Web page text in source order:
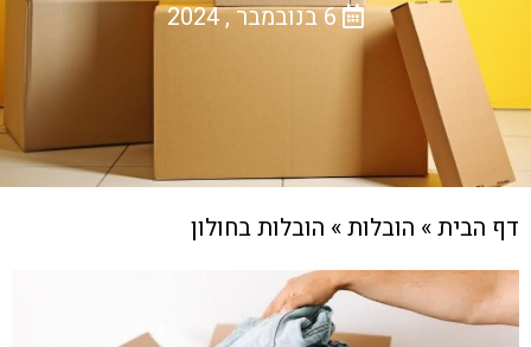
6 בנובמבר , 2024
דף הבית» הובלות» הובלות בחולון